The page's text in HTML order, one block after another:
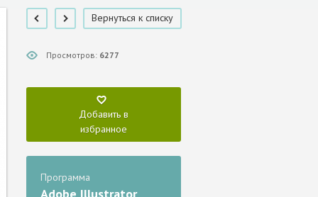
Вернуться к списку
Просмотров: 6277
Добавить в
избранное
Программа